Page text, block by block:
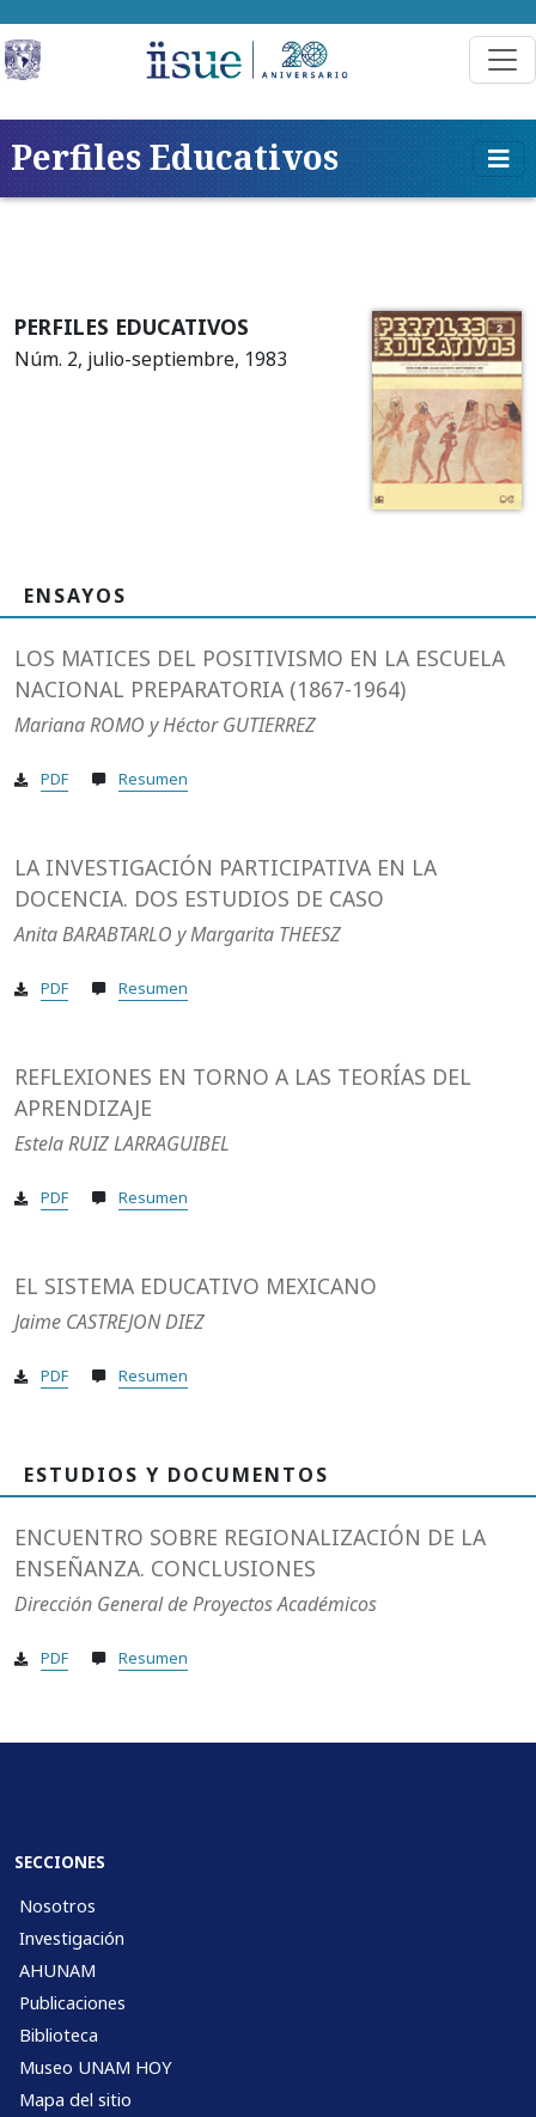
Perfiles Educativos
PERFILES EDUCATIVOS
Núm. 2, julio-septiembre, 1983
ENSAYOS
LOS MATICES DEL POSITIVISMO EN LA ESCUELA
NACIONAL PREPARATORIA (1867-1964)
Mariana ROMO y Héctor GUTIERREZ
PDF Resumen
LA INVESTIGACIÓN PARTICIPATIVA EN LA
DOCENCIA. DOS ESTUDIOS DE CASO
Anita BARABTARLO y Margarita THEESZ
PDF Resumen
REFLEXIONES EN TORNO A LAS TEORÍAS DEL
APRENDIZAJE
Estela RUIZ LARRAGUIBEL
PDF Resumen
EL SISTEMA EDUCATIVO MEXICANO
Jaime CASTREJON DIEZ
PDF Resumen
ESTUDIOS Y DOCUMENTOS
ENCUENTRO SOBRE REGIONALIZACIÓN DE LA
ENSEÑANZA. CONCLUSIONES
Dirección General de Proyectos Académicos
PDF Resumen
SECCIONES
Nosotros
Investigación
AHUNAM
Publicaciones
Biblioteca
Museo UNAM HOY
Mapa del sitio